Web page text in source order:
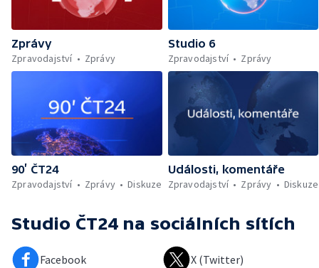
Zprávy
Zpravodajství
Zprávy
Studio 6
Zpravodajství
Zprávy
90’ ČT24
Zpravodajství
Zprávy Diskuze
Události, komentáře
Zpravodajství
Zprávy Diskuze
Studio ČT24 na sociálních sítích
Facebook X (Twitter)